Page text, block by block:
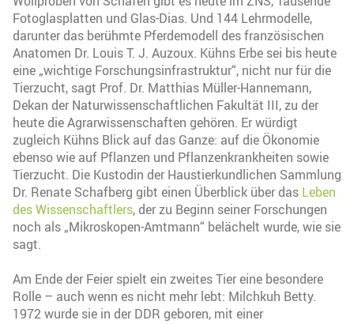
Fotoglasplatten und Glas-Dias. Und 144 Lehrmodelle,
darunter das berühmte Pferdemodell des französischen
Anatomen Dr. Louis T. J. Auzoux. Kühns Erbe sei bis heute
eine „wichtige Forschungsinfrastruktur“, nicht nur für die
Tierzucht, sagt Prof. Dr. Matthias Müller-Hannemann,
Dekan der Naturwissenschaftlichen Fakultät III, zu der
heute die Agrarwissenschaften gehören. Er würdigt
zugleich Kühns Blick auf das Ganze: auf die Ökonomie
ebenso wie auf Pflanzen und Pflanzenkrankheiten sowie
Tierzucht. Die Kustodin der Haustierkundlichen Sammlung
Dr. Renate Schafberg gibt einen Überblick über das Leben
des Wissenschaftlers, der zu Beginn seiner Forschungen
noch als „Mikroskopen-Amtmann“ belächelt wurde, wie sie
sagt.
Am Ende der Feier spielt ein zweites Tier eine besondere
Rolle – auch wenn es nicht mehr lebt: Milchkuh Betty.
1972 wurde sie in der DDR geboren, mit einer